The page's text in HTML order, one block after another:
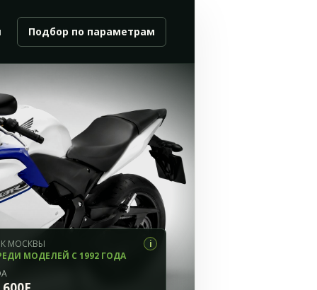
Подбор по параметрам
МОСКВЫ
МОДЕЛЕЙ С 1992 ГОДА
i